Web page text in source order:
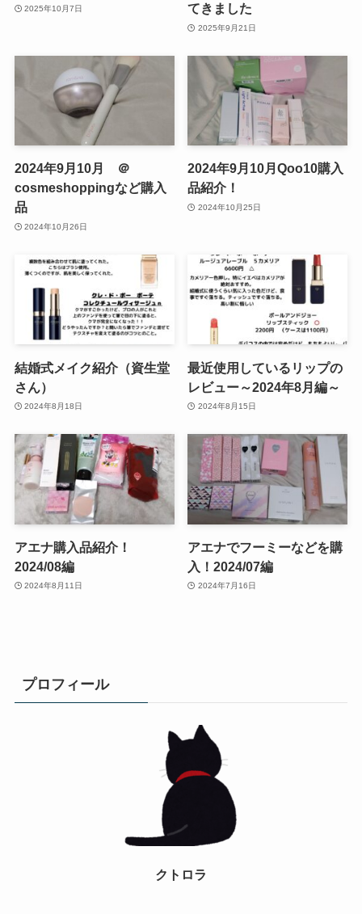
2025年10月7日
てきました
2025年9月21日
2024年9月10月 ＠
cosmeshoppingなど購入
品
2024年10月26日
2024年9月10月Qoo10購入
品紹介！
2024年10月25日
結婚式メイク紹介（資生堂
さん）
2024年8月18日
最近使用しているリップの
レビュー～2024年8月編～
2024年8月15日
アエナ購入品紹介！
2024/08編
2024年8月11日
アエナでフーミーなどを購
入！2024/07編
2024年7月16日
プロフィール
クトロラ